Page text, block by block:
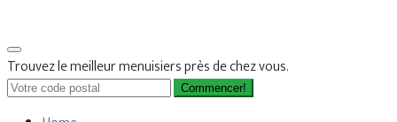
Trouvez le meilleur menuisiers près de chez vous.
Commencer!